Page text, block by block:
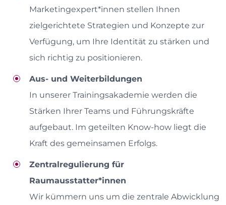
Marketingexpert*innen stellen Ihnen
zielgerichtete Strategien und Konzepte zur
Verfügung, um Ihre Identität zu stärken und
sich richtig zu positionieren.
Aus- und Weiterbildungen
In unserer Trainingsakademie werden die
Stärken Ihrer Teams und Führungskräfte
aufgebaut. Im geteilten Know-how liegt die
Kraft des gemeinsamen Erfolgs.
Zentralregulierung für
Raumausstatter*innen
Wir kümmern uns um die zentrale Abwicklung